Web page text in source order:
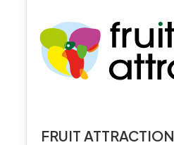
FRUIT ATTRACTION